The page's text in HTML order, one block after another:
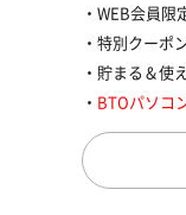
WEB会員限
特別クーポ
貯まる＆使
BTOパソコ